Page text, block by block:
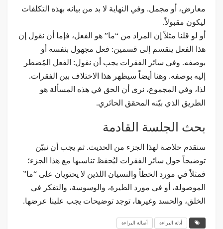
معارض، أو مجمل. وفي النهاية لا بد من بيانه بهذه التكلفات
ليكون مقبولاً.
أو لو قلنا مثلاً إن المراد من “ما” هو الفعل، فإما أن نقول إن
هذا الفعل ينقسم إلى قسمين: فعل مجهول بنفسه أو
بوصفه. وفي سائر الفقرات يجب أن نقول: الفعل المُضطر
إليه بوصفه. وهنا أيضاً سيظهر هذا الاختلاف بين الفقرات.
لذا، وفي المجموع، نرى أن الحق في هذه المسألة هو
الطريق الذي بيّنه المحقق الحائري.
بحث الجلسة القادمة
سنقدم خلاصة لهذا الجزء من الحديث. ثم يجب أن نبيّن
توضيحاً حول سائر الفقرات ليُحفظ تناسبها مع هذا الجزء؛
فمثلاً في مورد الخطأ والنسيان اللذين لا يحتويان على “ما”
الموصولة، أو في مورد الطيرة، والوسوسة، والتفكر في
الخلق، والحسد وغيرها، توجد توضيحات يجب علينا عرضها.
أدلة البراءة أصالة البراءة